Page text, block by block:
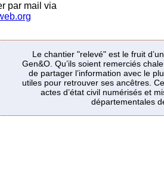
par mail via
Le chantier "relevé" est le fruit
Gen&O. Qu’ils soient remerciés
de partager l’information avec le
utiles pour retrouver ses ancêtres.
actes d’état civil numérisés et
départementales